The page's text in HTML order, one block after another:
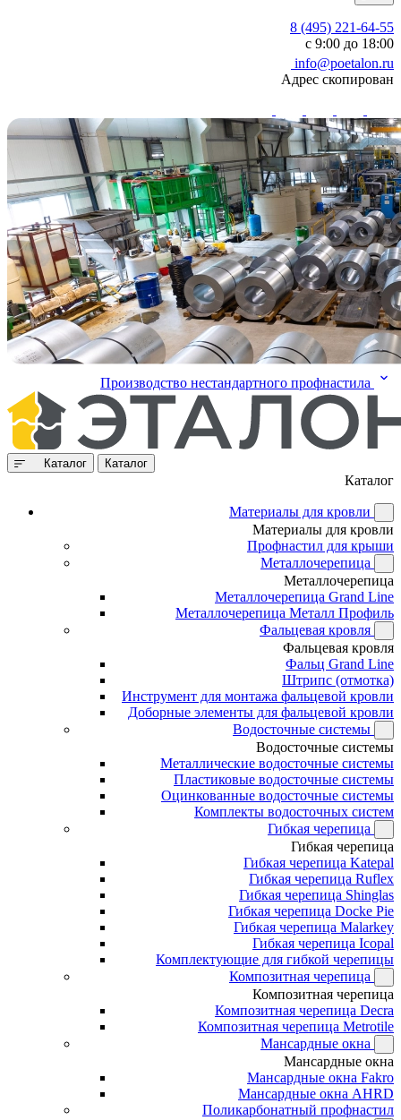
8 (495) 221-64-55
с 9:00 до 18:00
info@poetalon.ru
Адрес скопирован
Производство нестандартного профнастила
Каталог Каталог
Каталог
Материалы для кровли
Материалы для кровли
Профнастил для крыши
Металлочерепица
Металлочерепица
Металлочерепица Grand Line
Металлочерепица Металл Профиль
Фальцевая кровля
Фальцевая кровля
Фальц Grand Line
Штрипс (отмотка)
Инструмент для монтажа фальцевой кровли
Доборные элементы для фальцевой кровли
Водосточные системы
Водосточные системы
Металлические водосточные системы
Пластиковые водосточные системы
Оцинкованные водосточные системы
Комплекты водосточных систем
Гибкая черепица
Гибкая черепица
Гибкая черепица Katepal
Гибкая черепица Ruflex
Гибкая черепица Shinglas
Гибкая черепица Docke Pie
Гибкая черепица Malarkey
Гибкая черепица Icopal
Комплектующие для гибкой черепицы
Композитная черепица
Композитная черепица
Композитная черепица Decra
Композитная черепица Metrotile
Мансардные окна
Мансардные окна
Мансардные окна Fakro
Мансардные окна AHRD
Поликарбонатный профнастил